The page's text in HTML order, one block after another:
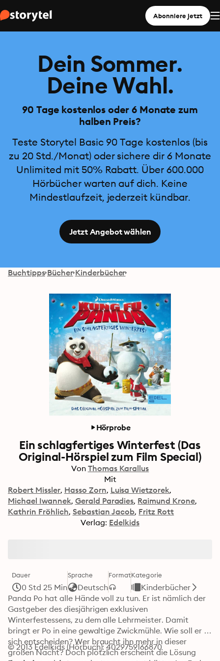
Abonniere jetzt
Dein Sommer.
Deine Wahl.
90 Tage kostenlos oder 6 Monate zum
halben Preis?
Teste Storytel Basic 90 Tage kostenlos (bis
zu 20 Std./Monat) oder sichere dir 6 Monate
Unlimited mit 50% Rabatt. Über 600.000
Hörbücher warten auf dich. Keine
Mindestlaufzeit, jederzeit kündbar.
Jetzt Angebot wählen
Buchtipps Bücher Kinderbücher
Hörprobe
Ein schlagfertiges Winterfest (Das
Original-Hörspiel zum Film Special)
Von Thomas Karallus
Mit
Robert Missler Hasso Zorn Luisa Wietzorek
Michael Iwannek Gerald Paradies Raimund Krone
Kathrin Fröhlich Sebastian Jacob Fritz Rott
Verlag: Edelkids
Dauer
0 Std 25 Min
Sprache
Deutsch
FormatKategorie
Kinderbücher
Panda Po hat alle Hände voll zu tun. Er ist nämlich der
Gastgeber des diesjährigen exklusiven
Winterfestessens, zu dem alle Lehrmeister. Damit
bringt er Po in eine gewaltige Zwickmühle. Wie soll er
sich entscheiden? Wer braucht ihn mehr in dieser
großen Nacht? Doch plötzlich erscheint die Lösung
© 2013 Edelkids (Hörbuch): 4029759166870